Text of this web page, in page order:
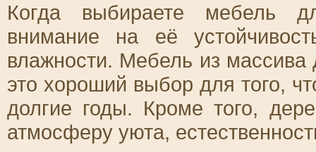
Когда выбираете мебель
внимание на её
влажности. Мебель из массива
это хороший выбор для того,
долгие годы. Кроме того,
атмосферу уюта,